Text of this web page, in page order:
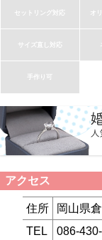
セットリング対応 オ
サイズ直し対応
手作り可
アクセス
住所
岡山県
TEL
086-